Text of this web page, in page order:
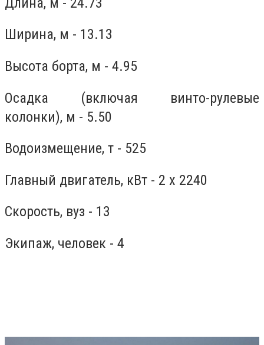
Ширина, м - 13.13
Высота борта, м - 4.95
Осадка (включая винто-рулевые
колонки), м - 5.50
Водоизмещение, т - 525
Главный двигатель, кВт - 2 х 2240
Скорость, вуз - 13
Экипаж, человек - 4